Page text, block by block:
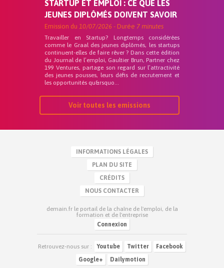
STARTUP ET EMPLOI : CE QUE LES
JEUNES DIPLÔMÉS DOIVENT SAVOIR
Emission du 10/07/2026 - Durée 7 minutes
Travailler en Startup? Longtemps considérées
comme le Graal des jeunes diplômés, les startups
continuent-elles de faire rêver ? Dans cette édition
du Journal de l’emploi, Gaultier Brun, Partner chez
199 Ventures, partage son regard sur l’attractivité
des jeunes pousses, leurs défis de recrutement et
les opportunités qu&rsquo...
Voir toutes les emissions
INFORMATIONS LÉGALES
PLAN DU SITE
CRÉDITS
NOUS CONTACTER
demain.fr le portail de la chaîne de l'emploi, de la
formation et de l'entreprise
Connexion
Retrouvez-nous sur : Youtube Twitter
Facebook
Google+
Dailymotion